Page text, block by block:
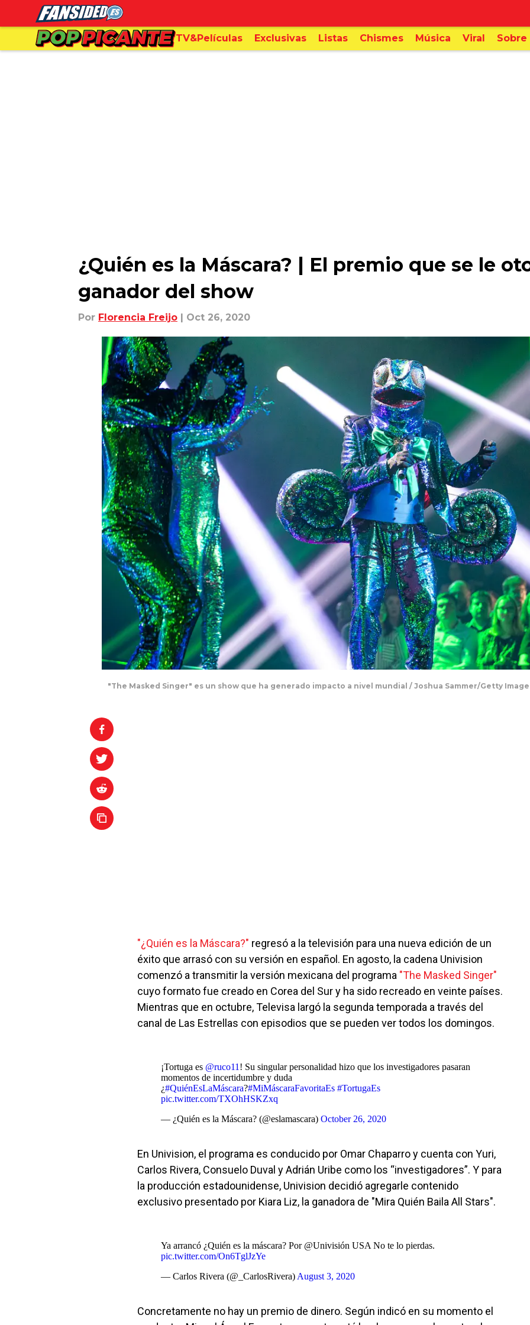
TV&Películas Exclusivas Listas Chismes Música Viral Sobre
¿Quién es la Máscara? | El premio que se le
ganador del show
Por Florencia Freijo | Oct 26, 2020
"The Masked Singer" es un show que ha generado impacto a nivel mundial / Joshua Sammer/Getty
"¿Quién es la Máscara?" regresó a la televisión para una nueva edición de un
éxito que arrasó con su versión en español. En agosto, la cadena Univision
comenzó a transmitir la versión mexicana del programa "The Masked Singer"
cuyo formato fue creado en Corea del Sur y ha sido recreado en veinte países.
Mientras que en octubre, Televisa largó la segunda temporada a través del
canal de Las Estrellas con episodios que se pueden ver todos los domingos.
¡Tortuga es @ruco11 ! Su singular personalidad hizo que los investigadores pasaran
momentos de incertidumbre y duda
¿#QuiénEsLaMáscara?#MiMáscaraFavoritaEs #TortugaEs
pic.twitter.com/TXOhHSKZxq
— ¿Quién es la Máscara? (@eslamascara) October 26, 2020
En Univision, el programa es conducido por Omar Chaparro y cuenta con Yuri,
Carlos Rivera, Consuelo Duval y Adrián Uribe como los “investigadores”. Y para
la producción estadounidense, Univision decidió agregarle contenido
exclusivo presentado por Kiara Liz, la ganadora de "Mira Quién Baila All Stars".
Ya arrancó ¿Quién es la máscara? Por @Univisión USA No te lo pierdas.
pic.twitter.com/On6TglJzYe
— Carlos Rivera (@_CarlosRivera) August 3, 2020
Concretamente no hay un premio de dinero. Según indicó en su momento el